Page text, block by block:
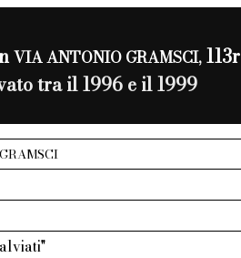
VIA ANTONIO GRAMSCI,113r
tra il 1996 e il 1999